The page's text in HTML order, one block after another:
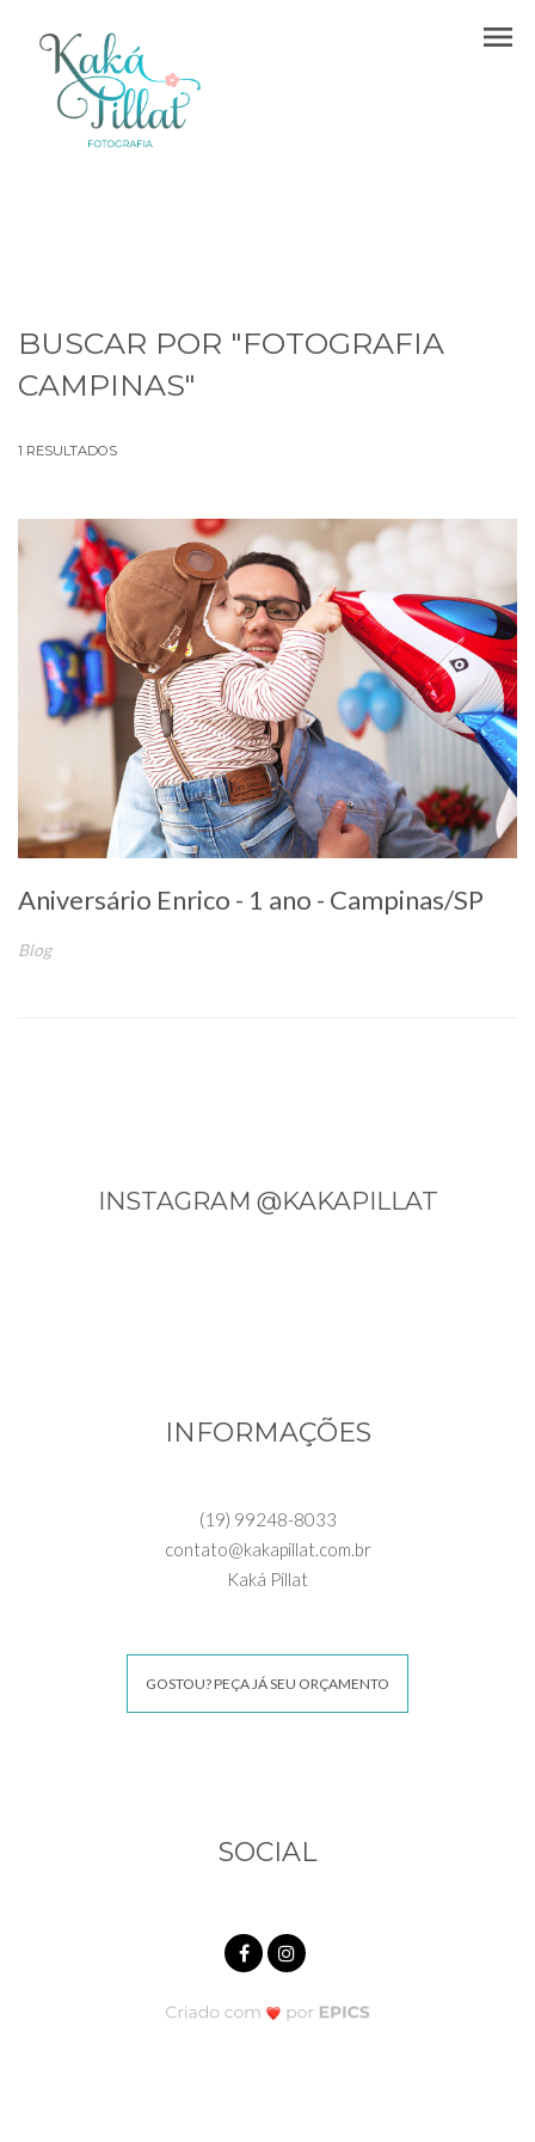
menu
BUSCAR POR "FOTOGRAFIA
CAMPINAS"
1 RESULTADOS
Aniversário Enrico - 1 ano - Campinas/SP
Blog
INSTAGRAM @KAKAPILLAT
INFORMAÇÕES
(19) 99248-8033
contato@kakapillat.com.br
Kaká Pillat
GOSTOU? PEÇA JÁ SEU ORÇAMENTO
SOCIAL